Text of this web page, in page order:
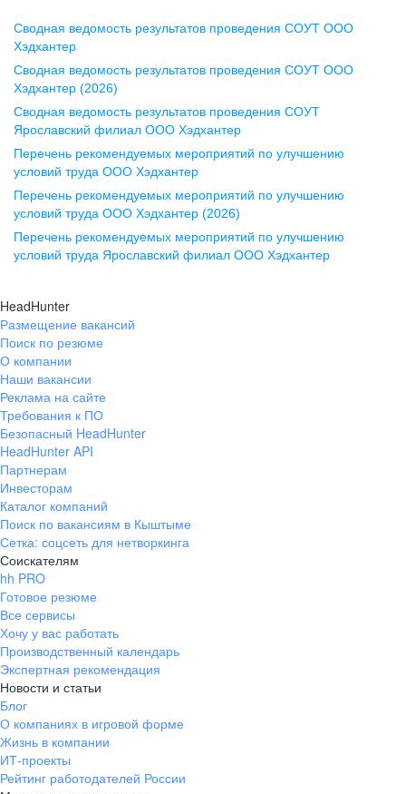
Воронеж
ул. Комиссаржевской, д. 10,
офис 1212
+7 473 280-05-05
pr@vrn.hh.ru
ул. Спартаковская, д. 2А, этаж 3,
помещение 15
+7 843 212-12-50
Екатеринбург
ул. Боевых Дружин, стр. 20,
+7 343 226-79-99
pr@ural.hh.ru
ул. Янковского, д. 169, 7 этаж,
706 каб.
+7 861 205-55-57
pr@krd.hh.ru
Владивосток
пер. Ланинский д. 4, офис 3.4
+7 423 202-33-28
pr@dv.hh.ru
Новосибирск
ул. Большевистская, д. 35,
помещение 21
Сводная ведомость результатов проведения СОУТ ООО
Хэдхантер
Сводная ведомость результатов проведения СОУТ ООО
Хэдхантер (2026)
Сводная ведомость результатов проведения СОУТ
Ярославский филиал ООО Хэдхантер
Перечень рекомендуемых мероприятий по улучшению
условий труда ООО Хэдхантер
Перечень рекомендуемых мероприятий по улучшению
условий труда ООО Хэдхантер (2026)
Перечень рекомендуемых мероприятий по улучшению
условий труда Ярославский филиал ООО Хэдхантер
HeadHunter
Размещение вакансий
Поиск по резюме
О компании
Наши вакансии
Реклама на сайте
Требования к ПО
Безопасный HeadHunter
HeadHunter API
Партнерам
Инвесторам
Каталог компаний
Поиск по вакансиям в Кыштыме
Сетка: соцсеть для нетворкинга
Соискателям
hh PRO
Готовое резюме
Все сервисы
Хочу у вас работать
Производственный календарь
Экспертная рекомендация
Новости и статьи
Блог
О компаниях в игровой форме
Жизнь в компании
ИТ-проекты
Рейтинг работодателей России